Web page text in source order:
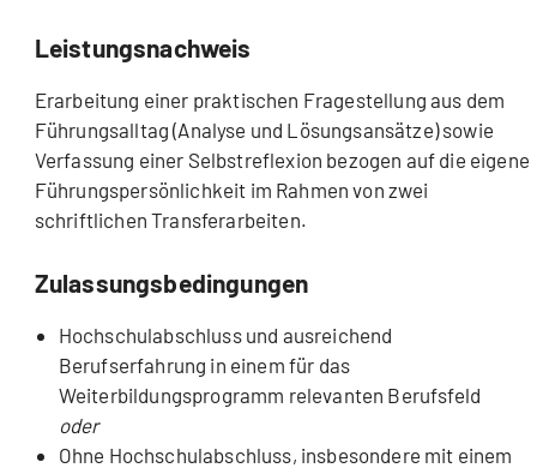
Leistungsnachweis
Erarbeitung einer praktischen Fragestellung aus dem
Führungsalltag (Analyse und Lösungsansätze) sowie
Verfassung einer Selbstreflexion bezogen auf die eigene
Führungspersönlichkeit im Rahmen von zwei
schriftlichen Transferarbeiten.
Zulassungsbedingungen
Hochschulabschluss und ausreichend
Berufserfahrung in einem für das
Weiterbildungsprogramm relevanten Berufsfeld
oder
Ohne Hochschulabschluss, insbesondere mit einem